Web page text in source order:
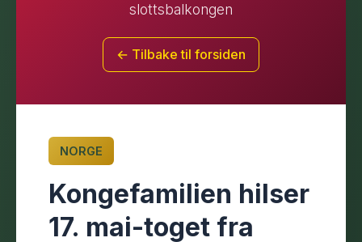
slottsbalkongen
← Tilbake til forsiden
NORGE
Kongefamilien hilser
17. mai-toget fra